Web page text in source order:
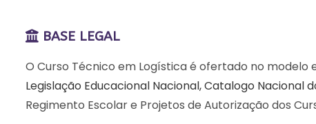
BASE LEGAL
O Curso Técnico em Logística é ofertado no modelo
Legislação Educacional Nacional,Catalogo Nacional
Regimento Escolar e Projetos de Autorização dos